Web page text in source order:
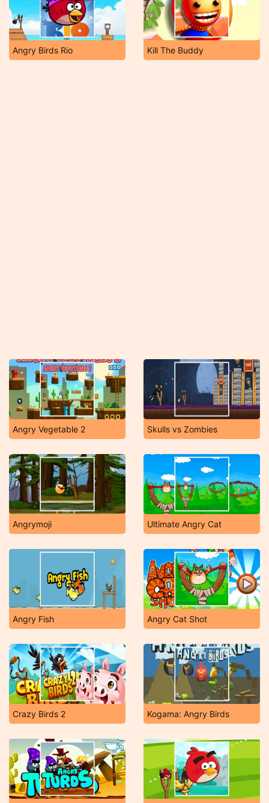
Angry Birds Rio Kill The Buddy
Angry Vegetable 2 Skulls vs Zombies
Angrymoji Ultimate Angry Cat
Angry Fish Angry Cat Shot
Crazy Birds 2 Kogama: Angry Birds